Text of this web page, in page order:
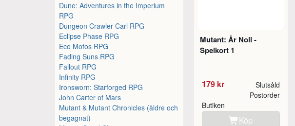
Dune: Adventures in the Imperium
RPG
Dungeon Crawler Carl RPG
Eclipse Phase RPG
Eco Mofos RPG
Fading Suns RPG
Fallout RPG
Infinity RPG
Ironsworn: Starforged RPG
John Carter of Mars
Mutant & Mutant Chronicles (äldre och
begagnat)
Mutant: År Noll -
Spelkort 1
179 kr Slutsåld
Butiken
Postorder
Köp